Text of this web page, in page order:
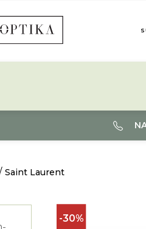
Saint Laurent
-30%